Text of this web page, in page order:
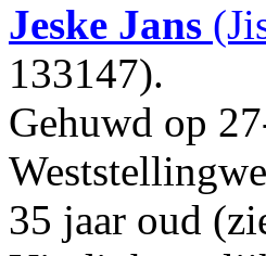
Jeske Jans
133147).
Gehuwd op
35 jaar oud